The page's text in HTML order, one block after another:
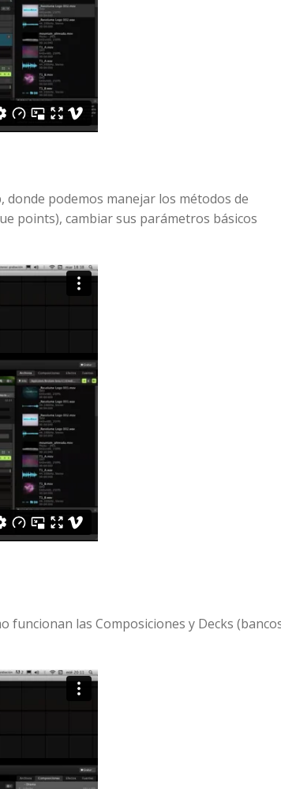
podemos manejar los métodos de
points), cambiar sus parámetros básicos
funcionan las Composiciones y Decks